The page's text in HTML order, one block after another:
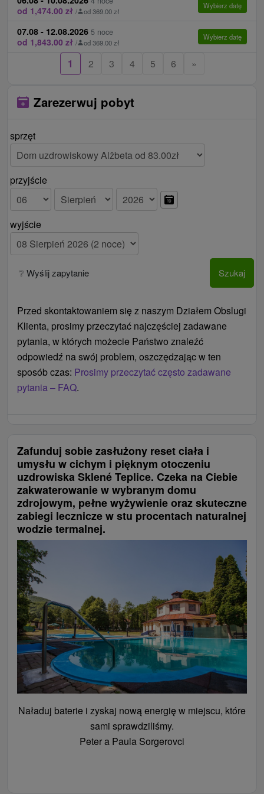
10 € / 1 szlafrok / pobyt
od 1,474.00 zł / od 369.00 zł
Wybierz datę
07.08 - 12.08.2026 5 noce
od 1,843.00 zł / od 369.00 zł
Wybierz datę
1 2 3 4 5 6 »
Zarezerwuj pobyt
sprzęt
przyjście
wyjście
❔ Wyślij zapytanie Szukaj
Przed skontaktowaniem się z naszym Działem Obslugi
Klienta, prosimy przeczytać najczęściej zadawane
pytania, w których możecie Państwo znaleźć
odpowiedź na swój problem, oszczędzając w ten
sposób czas: Prosimy przeczytać często zadawane
pytania – FAQ.
Zafunduj sobie zasłużony reset ciała i
umysłu w cichym i pięknym otoczeniu
uzdrowiska Sklené Teplice. Czeka na Ciebie
zakwaterowanie w wybranym domu
zdrojowym, pełne wyżywienie oraz skuteczne
zabiegi lecznicze w stu procentach naturalnej
wodzie termalnej.
Naładuj baterie i zyskaj nową energię w miejscu, które
sami sprawdziliśmy.
Peter a Paula Sorgerovci